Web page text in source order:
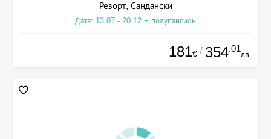
Резорт, Сандански
Дата: 13.07 - 20.12 + полупансион
181€ / 354.01
лв.